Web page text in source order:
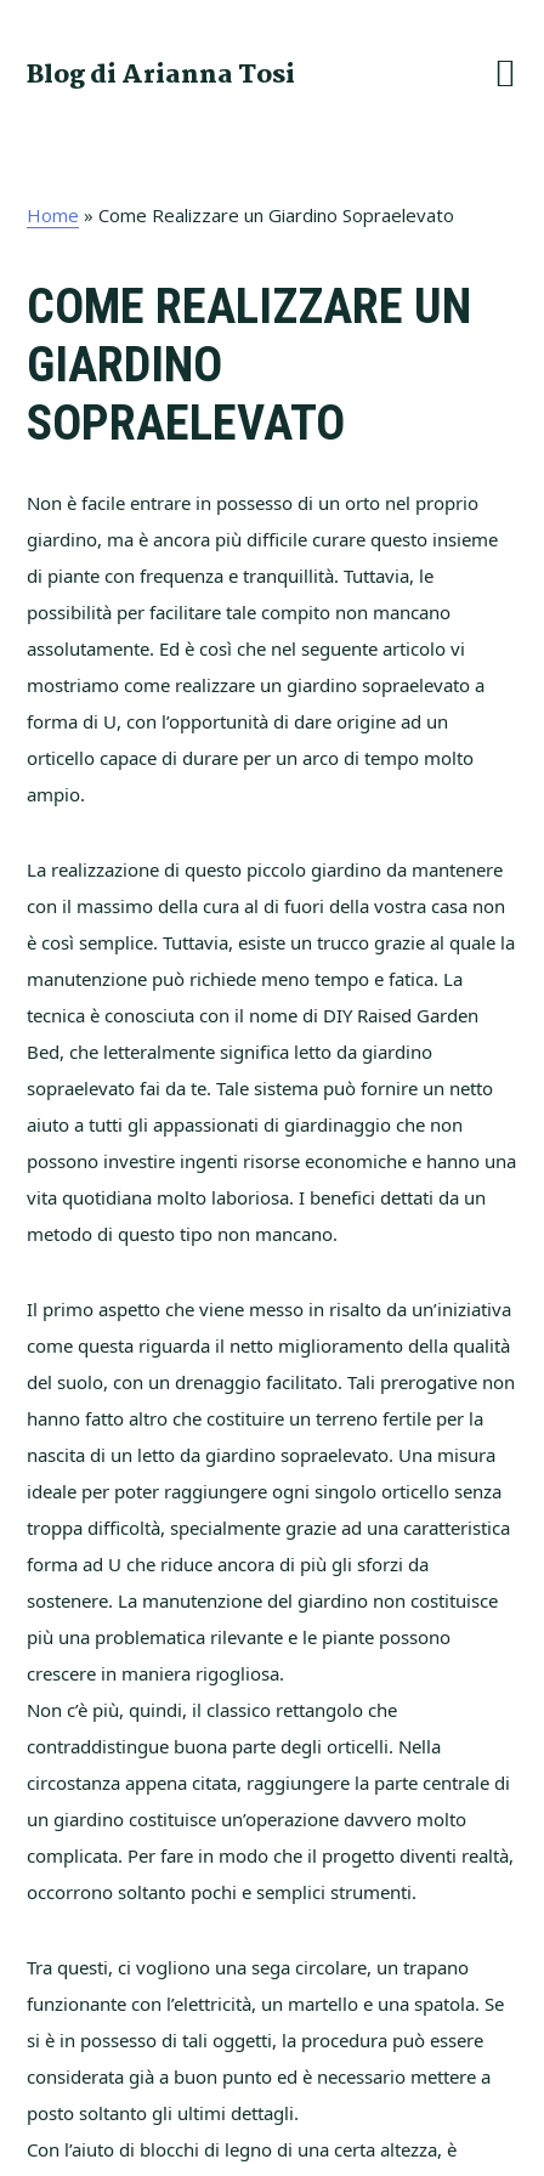
primary
main
primary
footer
Blog di Arianna Tosi
Home »Come Realizzare un Giardino Sopraelevato
COME REALIZZARE UN
GIARDINO
SOPRAELEVATO
Non è facile entrare in possesso di un orto nel proprio
giardino, ma è ancora più difficile curare questo insieme
di piante con frequenza e tranquillità. Tuttavia, le
possibilità per facilitare tale compito non mancano
assolutamente. Ed è così che nel seguente articolo vi
mostriamo come realizzare un giardino sopraelevato a
forma di U, con l’opportunità di dare origine ad un
orticello capace di durare per un arco di tempo molto
ampio.
La realizzazione di questo piccolo giardino da mantenere
con il massimo della cura al di fuori della vostra casa non
è così semplice. Tuttavia, esiste un trucco grazie al quale la
manutenzione può richiede meno tempo e fatica. La
tecnica è conosciuta con il nome di DIY Raised Garden
Bed, che letteralmente significa letto da giardino
sopraelevato fai da te. Tale sistema può fornire un netto
aiuto a tutti gli appassionati di giardinaggio che non
possono investire ingenti risorse economiche e hanno una
vita quotidiana molto laboriosa. I benefici dettati da un
metodo di questo tipo non mancano.
Il primo aspetto che viene messo in risalto da un’iniziativa
come questa riguarda il netto miglioramento della qualità
del suolo, con un drenaggio facilitato. Tali prerogative non
hanno fatto altro che costituire un terreno fertile per la
nascita di un letto da giardino sopraelevato. Una misura
ideale per poter raggiungere ogni singolo orticello senza
troppa difficoltà, specialmente grazie ad una caratteristica
forma ad U che riduce ancora di più gli sforzi da
sostenere. La manutenzione del giardino non costituisce
più una problematica rilevante e le piante possono
crescere in maniera rigogliosa.
Non c’è più, quindi, il classico rettangolo che
contraddistingue buona parte degli orticelli. Nella
circostanza appena citata, raggiungere la parte centrale di
un giardino costituisce un’operazione davvero molto
complicata. Per fare in modo che il progetto diventi realtà,
occorrono soltanto pochi e semplici strumenti.
Tra questi, ci vogliono una sega circolare, un trapano
funzionante con l’elettricità, un martello e una spatola. Se
si è in possesso di tali oggetti, la procedura può essere
considerata già a buon punto ed è necessario mettere a
posto soltanto gli ultimi dettagli.
Con l’aiuto di blocchi di legno di una certa altezza, è